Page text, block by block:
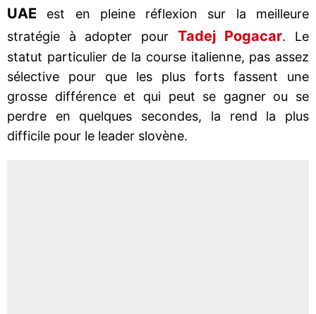
UAE est en pleine réflexion sur la meilleure
stratégie à adopter pour Tadej Pogacar. Le
statut particulier de la course italienne, pas assez
sélective pour que les plus forts fassent une
grosse différence et qui peut se gagner ou se
perdre en quelques secondes, la rend la plus
difficile pour le leader slovène.